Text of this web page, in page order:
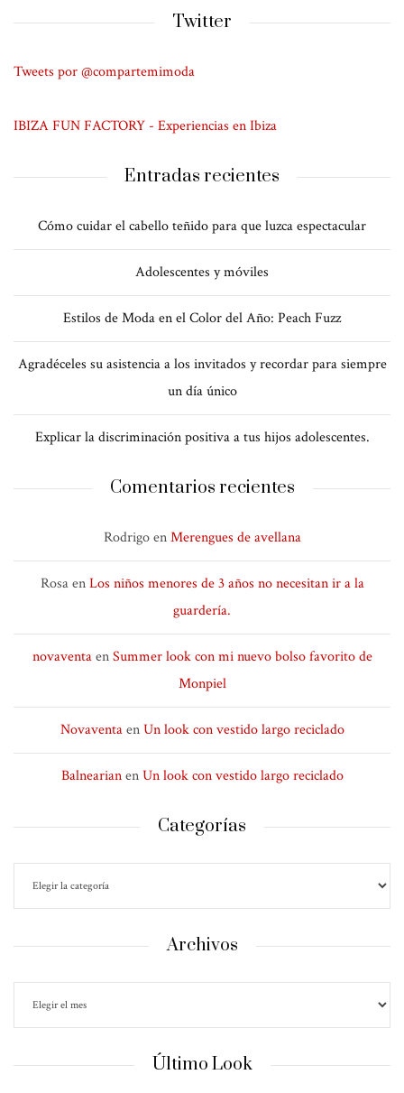
Twitter
Tweets por @compartemimoda
IBIZA FUN FACTORY - Experiencias en Ibiza
Entradas recientes
Cómo cuidar el cabello teñido para que luzca espectacular
Adolescentes y móviles
Estilos de Moda en el Color del Año: Peach Fuzz
Agradéceles su asistencia a los invitados y recordar para siempre
un día único
Explicar la discriminación positiva a tus hijos adolescentes.
Comentarios recientes
RodrigoenMerengues de avellana
RosaenLos niños menores de 3 años no necesitan ir a la
guardería.
novaventaenSummer look con mi nuevo bolso favorito de
Monpiel
NovaventaenUn look con vestido largo reciclado
BalnearianenUn look con vestido largo reciclado
Categorías
Archivos
Último Look